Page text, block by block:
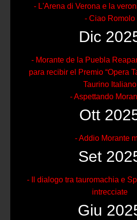
- L'Arena di Verona e la
- Ciao Romolo
Dic
- Morante de la Puebla
para recibir el Premio “Opera
Taurino Italiano
- Aspettando
Ott
- Addio Morante
Set
- Il dialogo tra tauromachia e
intrecciate
Giu